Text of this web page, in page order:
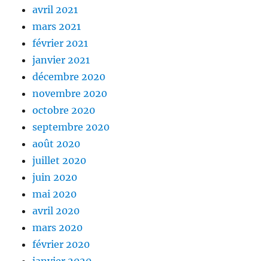
avril 2021
mars 2021
février 2021
janvier 2021
décembre 2020
novembre 2020
octobre 2020
septembre 2020
août 2020
juillet 2020
juin 2020
mai 2020
avril 2020
mars 2020
février 2020